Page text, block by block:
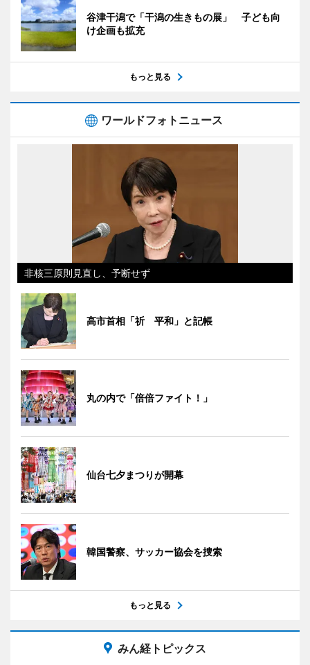
谷津干潟で「干潟の生きもの展」 子ども向
け企画も拡充
もっと見る
ワールドフォトニュース
非核三原則見直し、予断せず
高市首相「祈 平和」と記帳
丸の内で「倍倍ファイト！」
仙台七夕まつりが開幕
韓国警察、サッカー協会を捜索
もっと見る
みん経トピックス